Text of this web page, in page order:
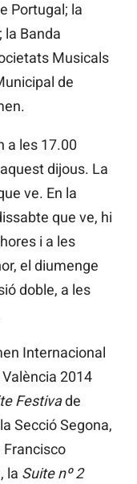
Portugal; la
la Banda
Musicals
de
a les 17.00
dijous. La
ve. En la
que ve, hi
i a les
el diumenge
doble, a les
Internacional
2014
Festivade
Secció Segona,
la Suite nº 2